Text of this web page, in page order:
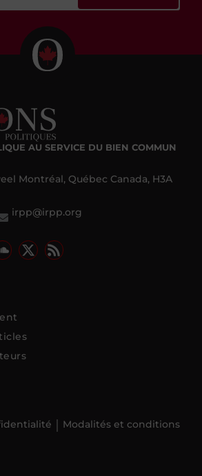
AU SERVICE DU BIEN COMMUN
Montréal, Québec Canada, H3A
irpp@irpp.org
Modalités et conditions